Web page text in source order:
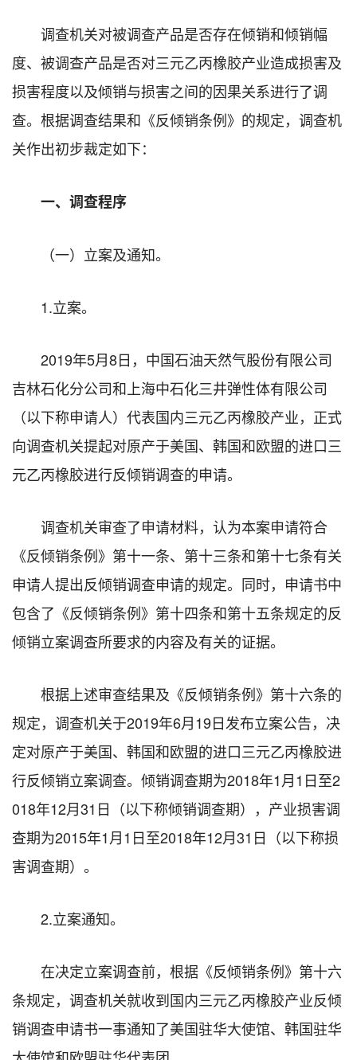
调查机关对被调查产品是否存在倾销和倾销幅
度、被调查产品是否对三元乙丙橡胶产业造成损害及
损害程度以及倾销与损害之间的因果关系进行了调
查。根据调查结果和《反倾销条例》的规定，调查机
关作出初步裁定如下：
一、调查程序
（一）立案及通知。
1.立案。
2019年5月8日，中国石油天然气股份有限公司
吉林石化分公司和上海中石化三井弹性体有限公司
（以下称申请人）代表国内三元乙丙橡胶产业，正式
向调查机关提起对原产于美国、韩国和欧盟的进口三
元乙丙橡胶进行反倾销调查的申请。
调查机关审查了申请材料，认为本案申请符合
《反倾销条例》第十一条、第十三条和第十七条有关
申请人提出反倾销调查申请的规定。同时，申请书中
包含了《反倾销条例》第十四条和第十五条规定的反
倾销立案调查所要求的内容及有关的证据。
根据上述审查结果及《反倾销条例》第十六条的
规定，调查机关于2019年6月19日发布立案公告，决
定对原产于美国、韩国和欧盟的进口三元乙丙橡胶进
行反倾销立案调查。倾销调查期为2018年1月1日至2
018年12月31日（以下称倾销调查期），产业损害调
查期为2015年1月1日至2018年12月31日（以下称损
害调查期）。
2.立案通知。
在决定立案调查前，根据《反倾销条例》第十六
条规定，调查机关就收到国内三元乙丙橡胶产业反倾
销调查申请书一事通知了美国驻华大使馆、韩国驻华